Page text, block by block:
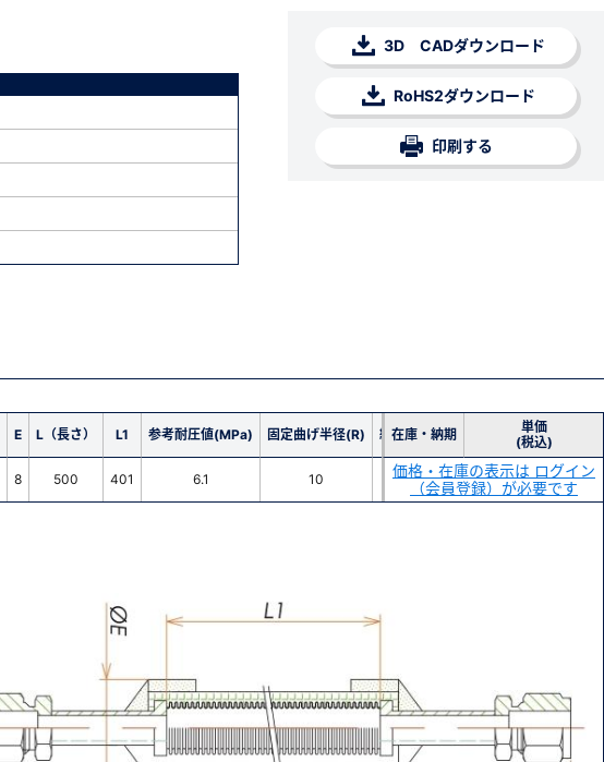
3D CADダウンロード
RoHS2ダウンロード
印刷する
E L（長さ） L1 参考耐圧値(MPa) 固定曲げ半径(R) 繰返曲げ半径(R)
在庫・納期
単価
(税込)
8 500 401 6.1 10 75
価格・在庫の表示は ログイン
（会員登録）が必要です